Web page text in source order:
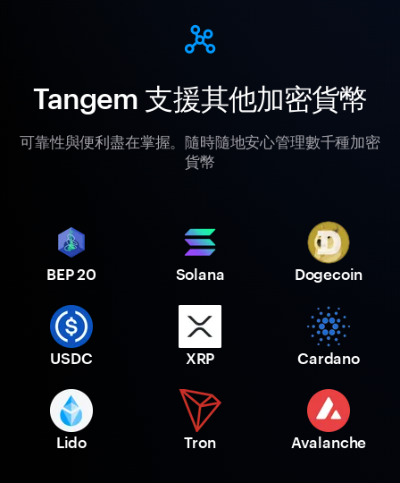
Tangem 支援其他加密貨幣
可靠性與便利盡在掌握。隨時隨地安心管理數千種加密
貨幣
BEP 20 Solana Dogecoin
USDC XRP Cardano
Lido Tron Avalanche